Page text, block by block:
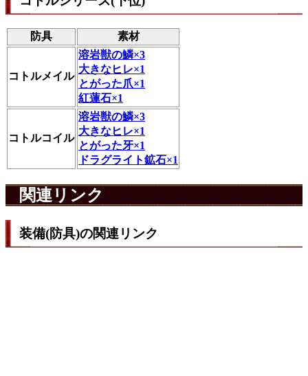
防具 素材
コトルメイル
溶岩獣の鱗×3
大きなヒレ×1
とがった爪×1
紅蓮石×1
コトルコイル
溶岩獣の鱗×3
大きなヒレ×1
とがった牙×1
ドラグライト鉱石×1
関連リンク
装備(防具)の関連リンク